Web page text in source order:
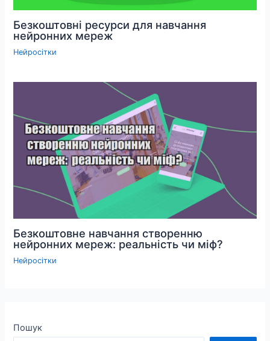
Безкоштовні ресурси для навчання
нейронних мереж
Нейросітки
Безкоштовне навчання створенню
нейронних мереж: реальність чи міф?
Нейросітки
Пошук